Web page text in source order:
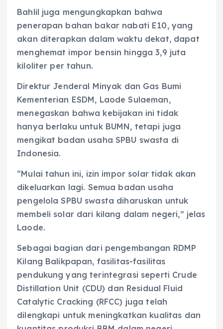
Bahlil juga mengungkapkan bahwa
penerapan bahan bakar nabati E10, yang
akan diterapkan dalam waktu dekat, dapat
menghemat impor bensin hingga 3,9 juta
kiloliter per tahun.
Direktur Jenderal Minyak dan Gas Bumi
Kementerian ESDM, Laode Sulaeman,
menegaskan bahwa kebijakan ini tidak
hanya berlaku untuk BUMN, tetapi juga
mengikat badan usaha SPBU swasta di
Indonesia.
“Mulai tahun ini, izin impor solar tidak akan
dikeluarkan lagi. Semua badan usaha
pengelola SPBU swasta diharuskan untuk
membeli solar dari kilang dalam negeri,” jelas
Laode.
Sebagai bagian dari pengembangan RDMP
Kilang Balikpapan, fasilitas-fasilitas
pendukung yang terintegrasi seperti Crude
Distillation Unit (CDU) dan Residual Fluid
Catalytic Cracking (RFCC) juga telah
dilengkapi untuk meningkatkan kualitas dan